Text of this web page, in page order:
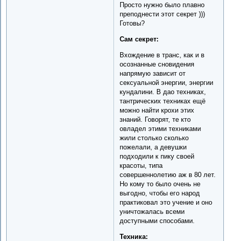
Просто нужно было плавно
преподнести этот секрет )))
Готовы?
Сам секрет:
Вхождение в транс, как и в
осознанные сновидения
напрямую зависит от
сексуальной энергии, энергии
кундалини. В дао техниках,
тантрических техниках ещё
можно найти крохи этих
знаний. Говорят, те кто
овладел этими техниками
жили столько сколько
пожелали, а девушки
подходили к пику своей
красоты, типа
совершеннолетию аж в 80 лет.
Но кому то было очень не
выгодно, чтобы его народ
практиковал это учение и оно
уничтожалась всеми
доступными способами.
Техника: